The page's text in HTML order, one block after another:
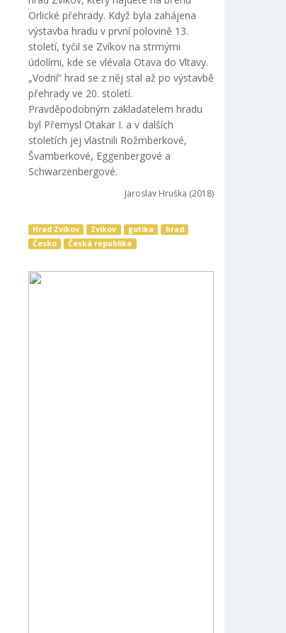
Orlické přehrady. Když byla zahájena
výstavba hradu v první polovině 13.
století, tyčil se Zvíkov na strmými
údolími, kde se vlévala Otava do Vltavy.
„Vodní“ hrad se z něj stal až po výstavbě
přehrady ve 20. století.
Pravděpodobným zakladatelem hradu
byl Přemysl Otakar I. a v dalších
stoletích jej vlastnili Rožmberkové,
Švamberkové, Eggenbergové a
Schwarzenbergové.
Jaroslav Hruška (2018)
Hrad Zvíkov Zvíkov gotika
hrad
Česko
Česká republika